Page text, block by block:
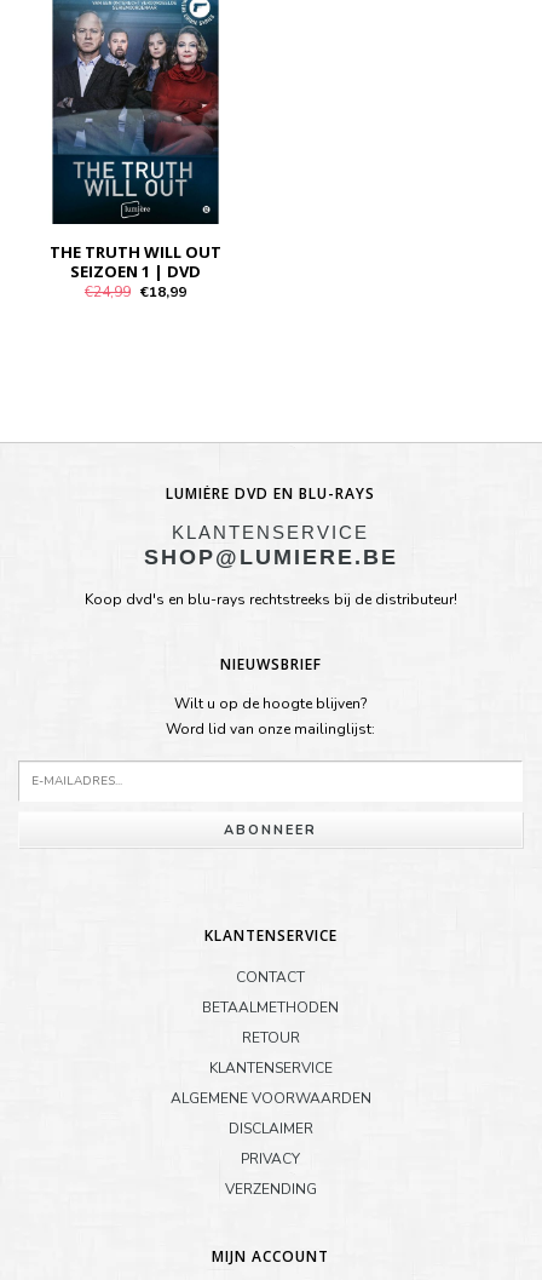
THE TRUTH WILL OUT
SEIZOEN 1 | DVD
€24,99 €18,99
LUMIÈRE DVD EN BLU-RAYS
KLANTENSERVICE
SHOP@LUMIERE.BE
Koop dvd's en blu-rays rechtstreeks bij de distributeur!
NIEUWSBRIEF
Wilt u op de hoogte blijven?
Word lid van onze mailinglijst:
ABONNEER
KLANTENSERVICE
CONTACT
BETAALMETHODEN
RETOUR
KLANTENSERVICE
ALGEMENE VOORWAARDEN
DISCLAIMER
PRIVACY
VERZENDING
MIJN ACCOUNT